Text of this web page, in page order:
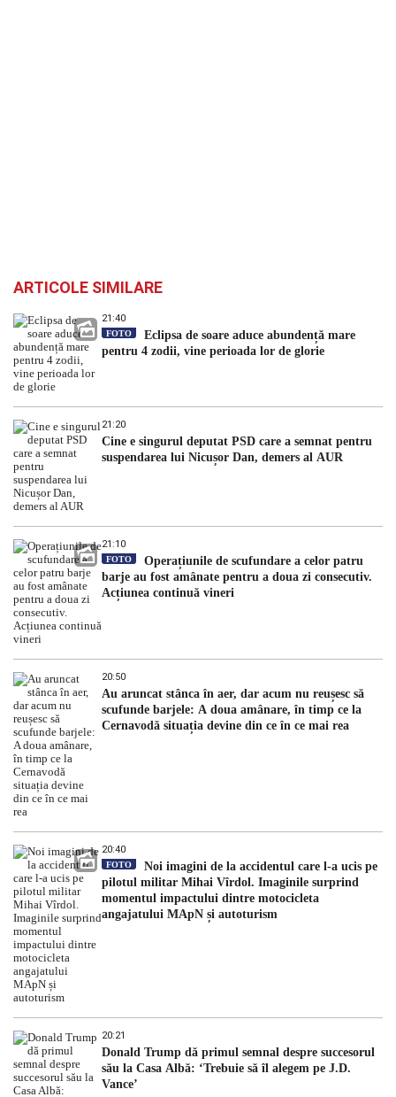
ARTICOLE SIMILARE
21:40
FOTO
Eclipsa de soare aduce abundență mare
pentru 4 zodii, vine perioada lor de glorie
21:20
Cine e singurul deputat PSD care a semnat pentru
suspendarea lui Nicușor Dan, demers al AUR
21:10
FOTO
Operațiunile de scufundare a celor patru
barje au fost amânate pentru a doua zi consecutiv.
Acțiunea continuă vineri
20:50
Au aruncat stânca în aer, dar acum nu reușesc să
scufunde barjele: A doua amânare, în timp ce la
Cernavodă situația devine din ce în ce mai rea
20:40
FOTO
Noi imagini de la accidentul care l-a ucis pe
pilotul militar Mihai Vîrdol. Imaginile surprind
momentul impactului dintre motocicleta
angajatului MApN și autoturism
20:21
Donald Trump dă primul semnal despre succesorul
său la Casa Albă: ‘Trebuie să îl alegem pe J.D.
Vance’